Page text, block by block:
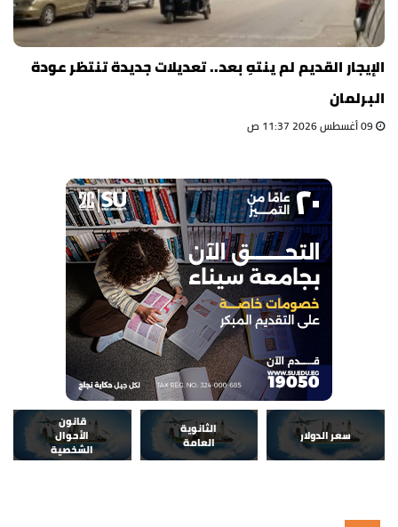
الإيجار القديم لم ينتهِ بعد.. تعديلات جديدة تنتظر عودة
البرلمان
سعر الدولار
الثانوية
العامة
قانون
الأحوال
الشخصية